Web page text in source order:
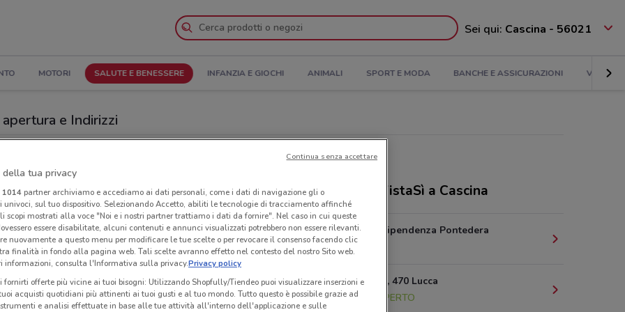
Sei qui: Cascina - 56021
MOTORI SALUTE E BENESSERE INFANZIA E GIOCHI ANIMALI SPORT E MODA BANCHE E ASSICURAZIONI VIAGGI
e Indirizzi
Negozi Ottica VistaSì a Cascina
Via Dell'Indipendenza Pontedera
8.4 km
V.Le Europa, 470 Lucca
18.1 km
APERTO
della tua privacy
1014partner archiviamo e accediamo ai dati personali, come i dati di navigazione gli o
sul tuo dispositivo. Selezionando Accetto, abiliti le tecnologie di tracciamento affinché
scopi mostrati alla voce "Noi e i nostri partner trattiamo i dati da fornire". Nel caso in cui queste
essere disabilitate, alcuni contenuti e annunci visualizzati potrebbero non essere rilevanti.
nuovamente a questo menu per modificare le tue scelte o per revocare il consenso facendo clic
finalità in fondo alla pagina web. Tali scelte avranno effetto nel contesto del nostro Sito web.
informazioni, consulta l'Informativa sulla privacy.Privacy policy
fornirti offerte più vicine ai tuoi bisogni: Utilizzando Shopfully/Tiendeo puoi visualizzare inserzioni e
acquisti quotidiani più attinenti ai tuoi gusti e al tuo mondo. Tutto questo è possibile grazie ad
e analisi effettuate in base alle tue attività all'interno dell'applicazione e sulle
Continua senza accettare